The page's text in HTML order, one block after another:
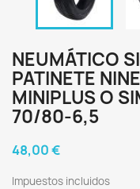
NEUMÁTICO
PATINETE
MINIPLUS O
70/80-6,5
48,00 €
Impuestos incluidos